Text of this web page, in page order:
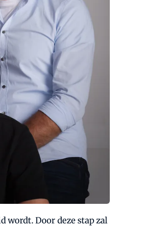
wordt. Door deze stap zal